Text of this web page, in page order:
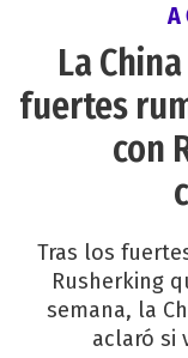
A
La
fuertes
con
Tras los
Rusherking
semana, la
aclaró si